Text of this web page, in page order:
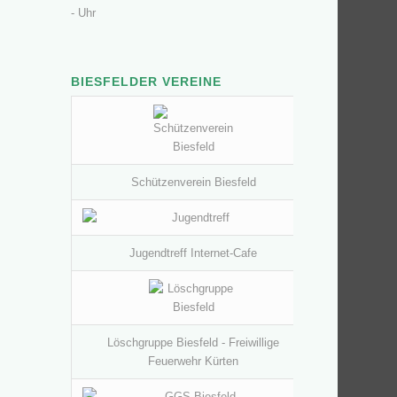
- Uhr
BIESFELDER VEREINE
Schützenverein Biesfeld
Jugendtreff Internet-Cafe
Löschgruppe Biesfeld - Freiwillige
Feuerwehr Kürten